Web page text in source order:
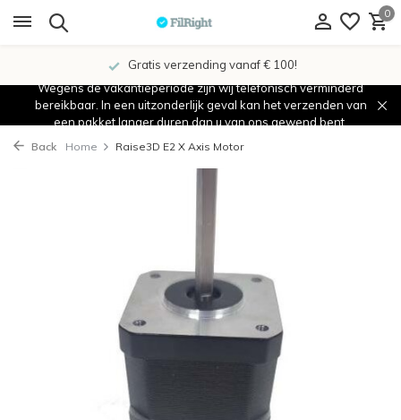
0
Gratis verzending vanaf € 100!
Wegens de vakantieperiode zijn wij telefonisch verminderd
bereikbaar. In een uitzonderlijk geval kan het verzenden van
een pakket langer duren dan u van ons gewend bent.
Back Home Raise3D E2 X Axis Motor